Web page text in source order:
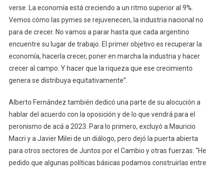
verse. La economía está creciendo a un ritmo superior al 9%.
Vemos cómo las pymes se rejuvenecen, la industria nacional no
para de crecer. No vamos a parar hasta que cada argentino
encuentre su lugar de trabajo. El primer objetivo es recuperar la
economía, hacerla crecer, poner en marcha la industria y hacer
crecer al campo. Y hacer que la riqueza que ese crecimiento
genera se distribuya equitativamente”.
Alberto Fernández también dedicó una parte de su alocución a
hablar del acuerdo con la oposición y de lo que vendrá para el
peronismo de acá a 2023. Para lo primero, excluyó a Mauricio
Macri y a Javier Milei de un diálogo, pero dejó la puerta abierta
para otros sectores de Juntos por el Cambio y otras fuerzas: “He
pedido que algunas políticas básicas podamos construirlas entre